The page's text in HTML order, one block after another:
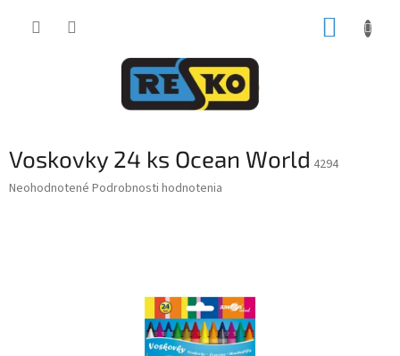
Voskovky 24 ks Ocean World 4294
Priemerné
Neohodnotené Podrobnosti hodnotenia